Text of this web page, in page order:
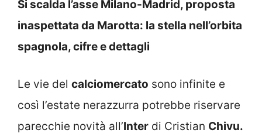
Si scalda l’asse Milano-Madrid, proposta
inaspettata da Marotta: la stella nell’orbita
spagnola, cifre e dettagli
Le vie del calciomercato sono infinite e
così l’estate nerazzurra potrebbe riservare
parecchie novità all’Inter di Cristian Chivu.